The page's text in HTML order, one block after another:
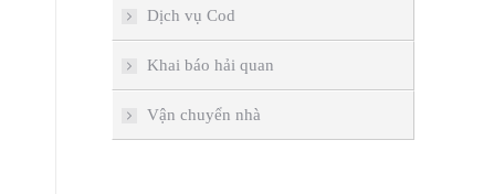
Dịch vụ Cod
Khai báo hải quan
Vận chuyển nhà